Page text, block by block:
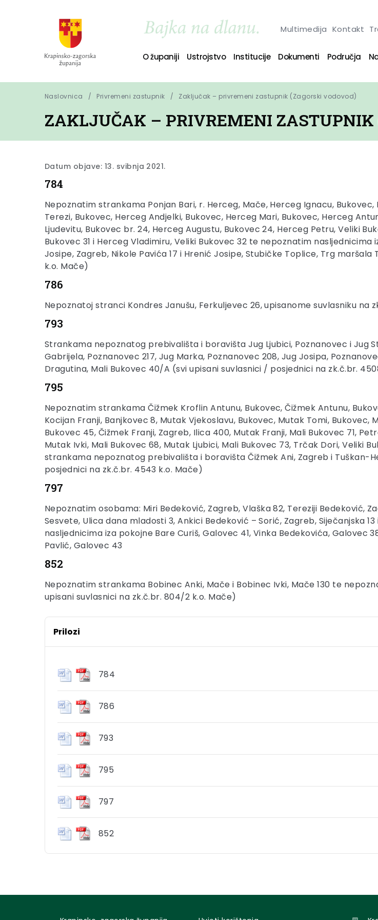
Multimedija Kontakt
O županiji Ustrojstvo Institucije Dokumenti Područja
Naslovnica Privremeni zastupnik Zaključak – privremeni zastupnik (Zagorski vodovod)
ZAKLJUČAK – PRIVREMENI ZASTUPNIK
Datum objave: 13. svibnja 2021.
784
Nepoznatim strankama Ponjan Bari, r. Herceg, Mače, Herceg Ignacu,
Terezi, Bukovec, Herceg Andjelki, Bukovec, Herceg Mari, Bukovec, Herceg
Ljudevitu, Bukovec br. 24, Herceg Augustu, Bukovec 24, Herceg Petru, Veliki
Bukovec 31 i Herceg Vladimiru, Veliki Bukovec 32 te nepoznatim nasljednicima
Josipe, Zagreb, Nikole Pavića 17 i Hrenić Josipe, Stubičke Toplice, Trg
k.o. Mače)
786
Nepoznatoj stranci Kondres Janušu, Ferkuljevec 26, upisanome suvlasniku na
793
Strankama nepoznatog prebivališta i boravišta Jug Ljubici, Poznanovec i Jug
Gabrijela, Poznanovec 217, Jug Marka, Poznanovec 208, Jug Josipa,
Dragutina, Mali Bukovec 40/A (svi upisani suvlasnici / posjednici na zk.č.br.
795
Nepoznatim strankama Čižmek Kroflin Antunu, Bukovec, Čižmek Antunu,
Kocijan Franji, Banjkovec 8, Mutak Vjekoslavu, Bukovec, Mutak Tomi,
Bukovec 45, Čižmek Franji, Zagreb, Ilica 400, Mutak Franji, Mali Bukovec 71,
Mutak Ivki, Mali Bukovec 68, Mutak Ljubici, Mali Bukovec 73, Trčak Dori, Veliki
strankama nepoznatog prebivališta i boravišta Čižmek Ani, Zagreb i Tuškan-
posjednici na zk.č.br. 4543 k.o. Mače)
797
Nepoznatim osobama: Miri Bedeković, Zagreb, Vlaška 82, Tereziji Bedeković,
Sesvete, Ulica dana mladosti 3, Ankici Bedeković – Sorić, Zagreb, Siječanjska
nasljednicima iza pokojne Bare Curiš, Galovec 41, Vinka Bedekovića, Galovec
Pavlić, Galovec 43
852
Nepoznatim strankama Bobinec Anki, Mače i Bobinec Ivki, Mače 130 te
upisani suvlasnici na zk.č.br. 804/2 k.o. Mače)
Prilozi
784
786
793
795
797
852